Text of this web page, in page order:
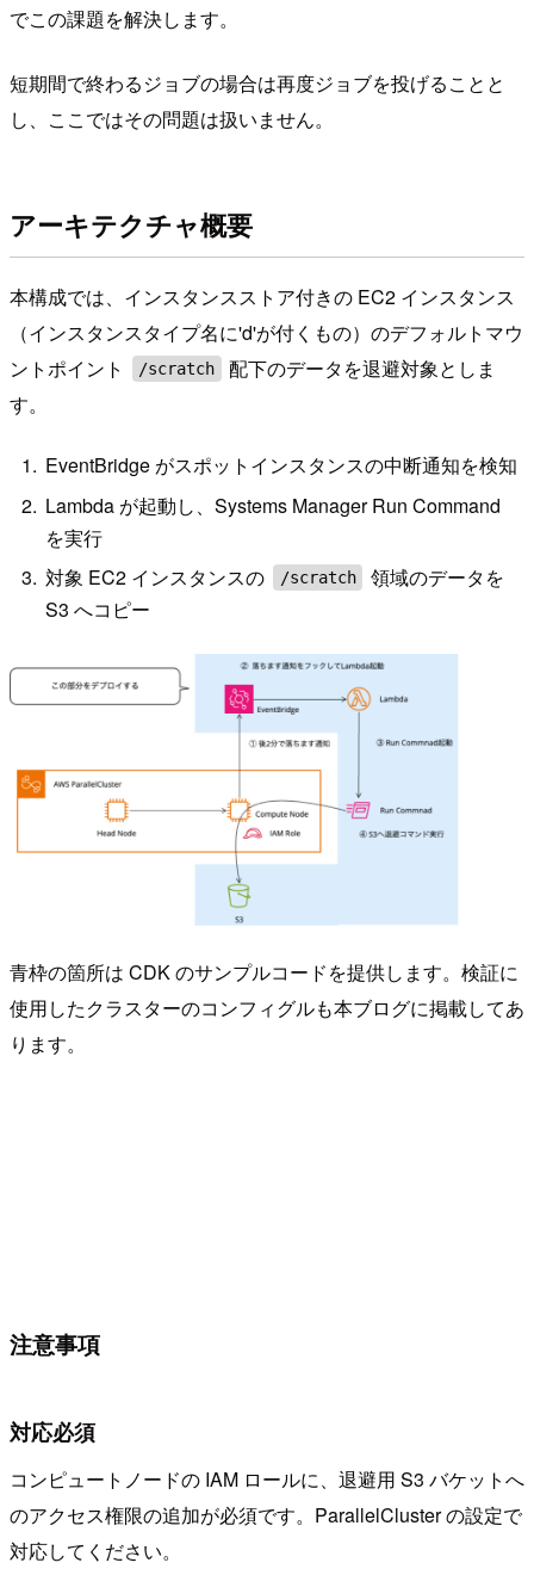
でこの課題を解決します。
短期間で終わるジョブの場合は再度ジョブを投げることと
し、ここではその問題は扱いません。
アーキテクチャ概要
本構成では、インスタンスストア付きの EC2 インスタンス
（インスタンスタイプ名に'd'が付くもの）のデフォルトマウ
ントポイント
/scratch
配下のデータを退避対象としま
す。
EventBridge がスポットインスタンスの中断通知を検知
Lambda が起動し、Systems Manager Run Command
を実行
対象 EC2 インスタンスの
/scratch
領域のデータを
S3 へコピー
青枠の箇所は CDK のサンプルコードを提供します。検証に
使用したクラスターのコンフィグルも本ブログに掲載してあ
ります。
注意事項
対応必須
コンピュートノードの IAM ロールに、退避用 S3 バケットへ
のアクセス権限の追加が必須です。ParallelCluster の設定で
対応してください。